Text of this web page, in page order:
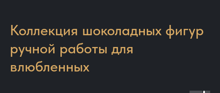
Коллекция шоколадных фигур
ручной работы для
влюбленных